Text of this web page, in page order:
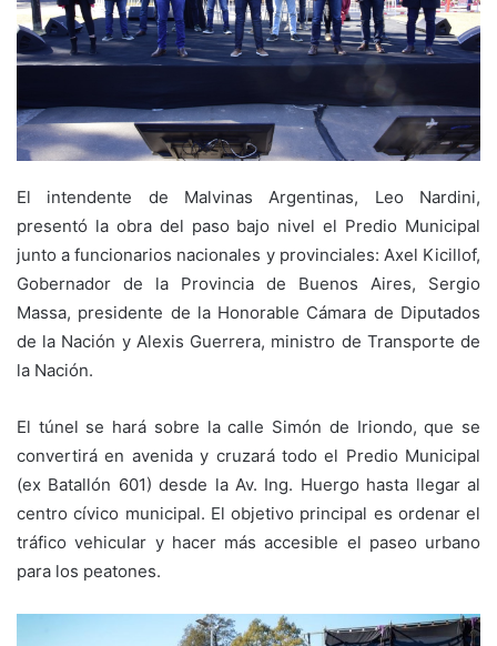
El intendente de Malvinas Argentinas, Leo Nardini,
presentó la obra del paso bajo nivel el Predio Municipal
junto a funcionarios nacionales y provinciales: Axel Kicillof,
Gobernador de la Provincia de Buenos Aires, Sergio
Massa, presidente de la Honorable Cámara de Diputados
de la Nación y Alexis Guerrera, ministro de Transporte de
la Nación.
El túnel se hará sobre la calle Simón de Iriondo, que se
convertirá en avenida y cruzará todo el Predio Municipal
(ex Batallón 601) desde la Av. Ing. Huergo hasta llegar al
centro cívico municipal. El objetivo principal es ordenar el
tráfico vehicular y hacer más accesible el paseo urbano
para los peatones.